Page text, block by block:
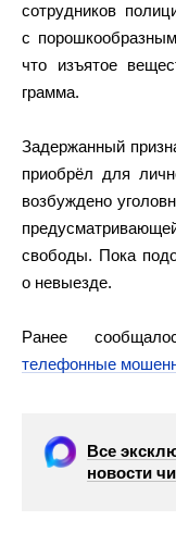
сотрудников
с
что изъятое
грамма.
Задержанный
приобрёл для
возбуждено
свободы. Пока
о невыезде.
Ранее
телефонные
Все
новости